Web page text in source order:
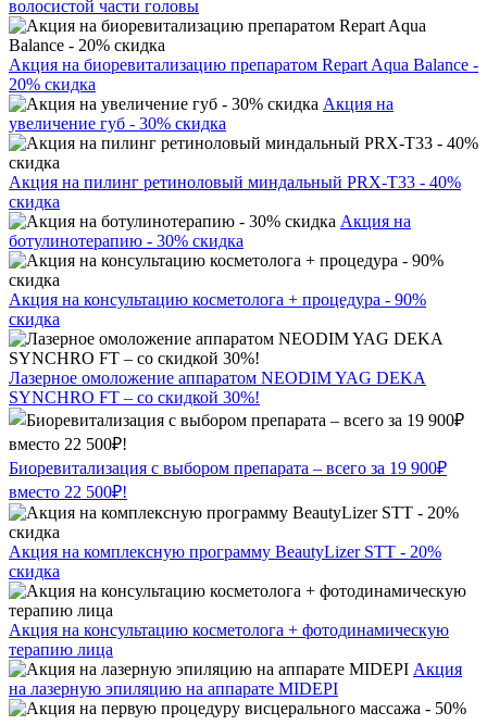
волосистой части головы
Акция на биоревитализацию препаратом Repart Aqua Balance -
20% скидка
Акция на
увеличение губ - 30% скидка
Акция на пилинг ретиноловый миндальный PRX-T33 - 40%
скидка
Акция на
ботулинотерапию - 30% скидка
Акция на консультацию косметолога + процедура - 90%
скидка
Лазерное омоложение аппаратом NEODIM YAG DEKA
SYNCHRO FT – со скидкой 30%!
Биоревитализация с выбором препарата – всего за 19 900₽
вместо 22 500₽!
Акция на комплексную программу BeautyLizer STT - 20%
скидка
Акция на консультацию косметолога + фотодинамическую
терапию лица
Акция
на лазерную эпиляцию на аппарате MIDEPI